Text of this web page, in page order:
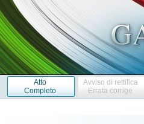
Atto
Completo
Avviso di rettifica
Errata corrige